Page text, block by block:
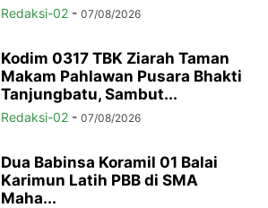
Redaksi-02 - 07/08/2026
Kodim 0317 TBK Ziarah Taman
Makam Pahlawan Pusara Bhakti
Tanjungbatu, Sambut...
Redaksi-02 - 07/08/2026
Dua Babinsa Koramil 01 Balai
Karimun Latih PBB di SMA
Maha...